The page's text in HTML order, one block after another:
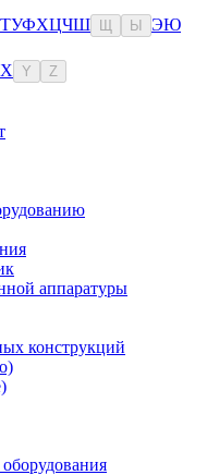
ТУФХЦЧШ Ы ЭЮ
X Y Z
аппаратуры
конструкций